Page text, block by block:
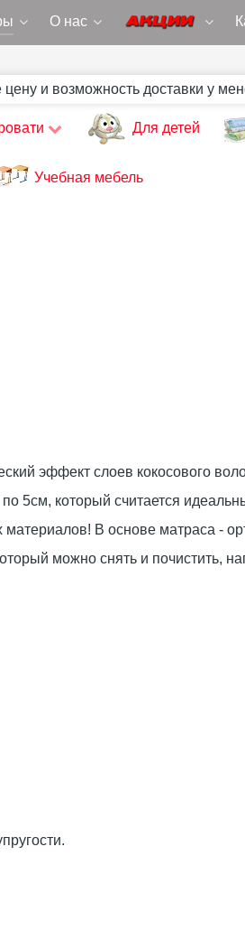
О нас
цену и возможность доставки у
Для детей
Учебная мебель
эффект слоев кокосового
5см, который считается
материалов! В основе матраса -
можно снять и почистить,